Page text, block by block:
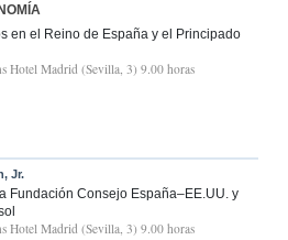
en el Reino de España y el Principado
Hotel Madrid (Sevilla, 3) 9.00 horas
Jr.
Fundación Consejo España–EE.UU. y
Hotel Madrid (Sevilla, 3) 9.00 horas